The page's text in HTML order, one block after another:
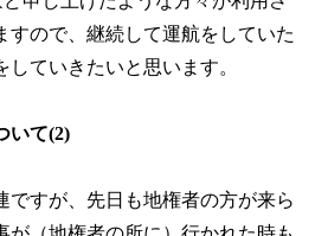
すので、継続して運航をしていた
をしていきたいと思います。
いて(2)
ですが、先日も地権者の方が来ら